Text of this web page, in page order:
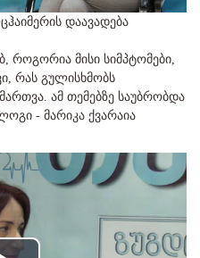
დაავადება
როგორია მისი სიმპტომები,
რას გულისხმობს
ამ თემებზე საუბრობდა
- მარიკა ქვარაია